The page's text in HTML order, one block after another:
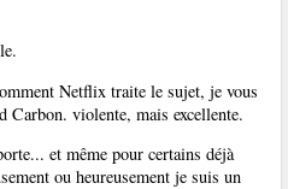
Netflix traite le sujet, je vous
Carbon. violente, mais excellente.
et même pour certains déjà
ou heureusement je suis un